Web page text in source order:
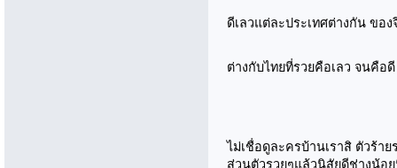
ดีเลวแต่ละประเทศต่างกัน ขอ
ต่างกับไทยที่รวยคือเลว จนคือ
ไม่เชื่อดูละครบ้านเราสิ ตัวร้าย
ส่วนตัวรวยๆแล้วนิสัยดีช่างน้อ